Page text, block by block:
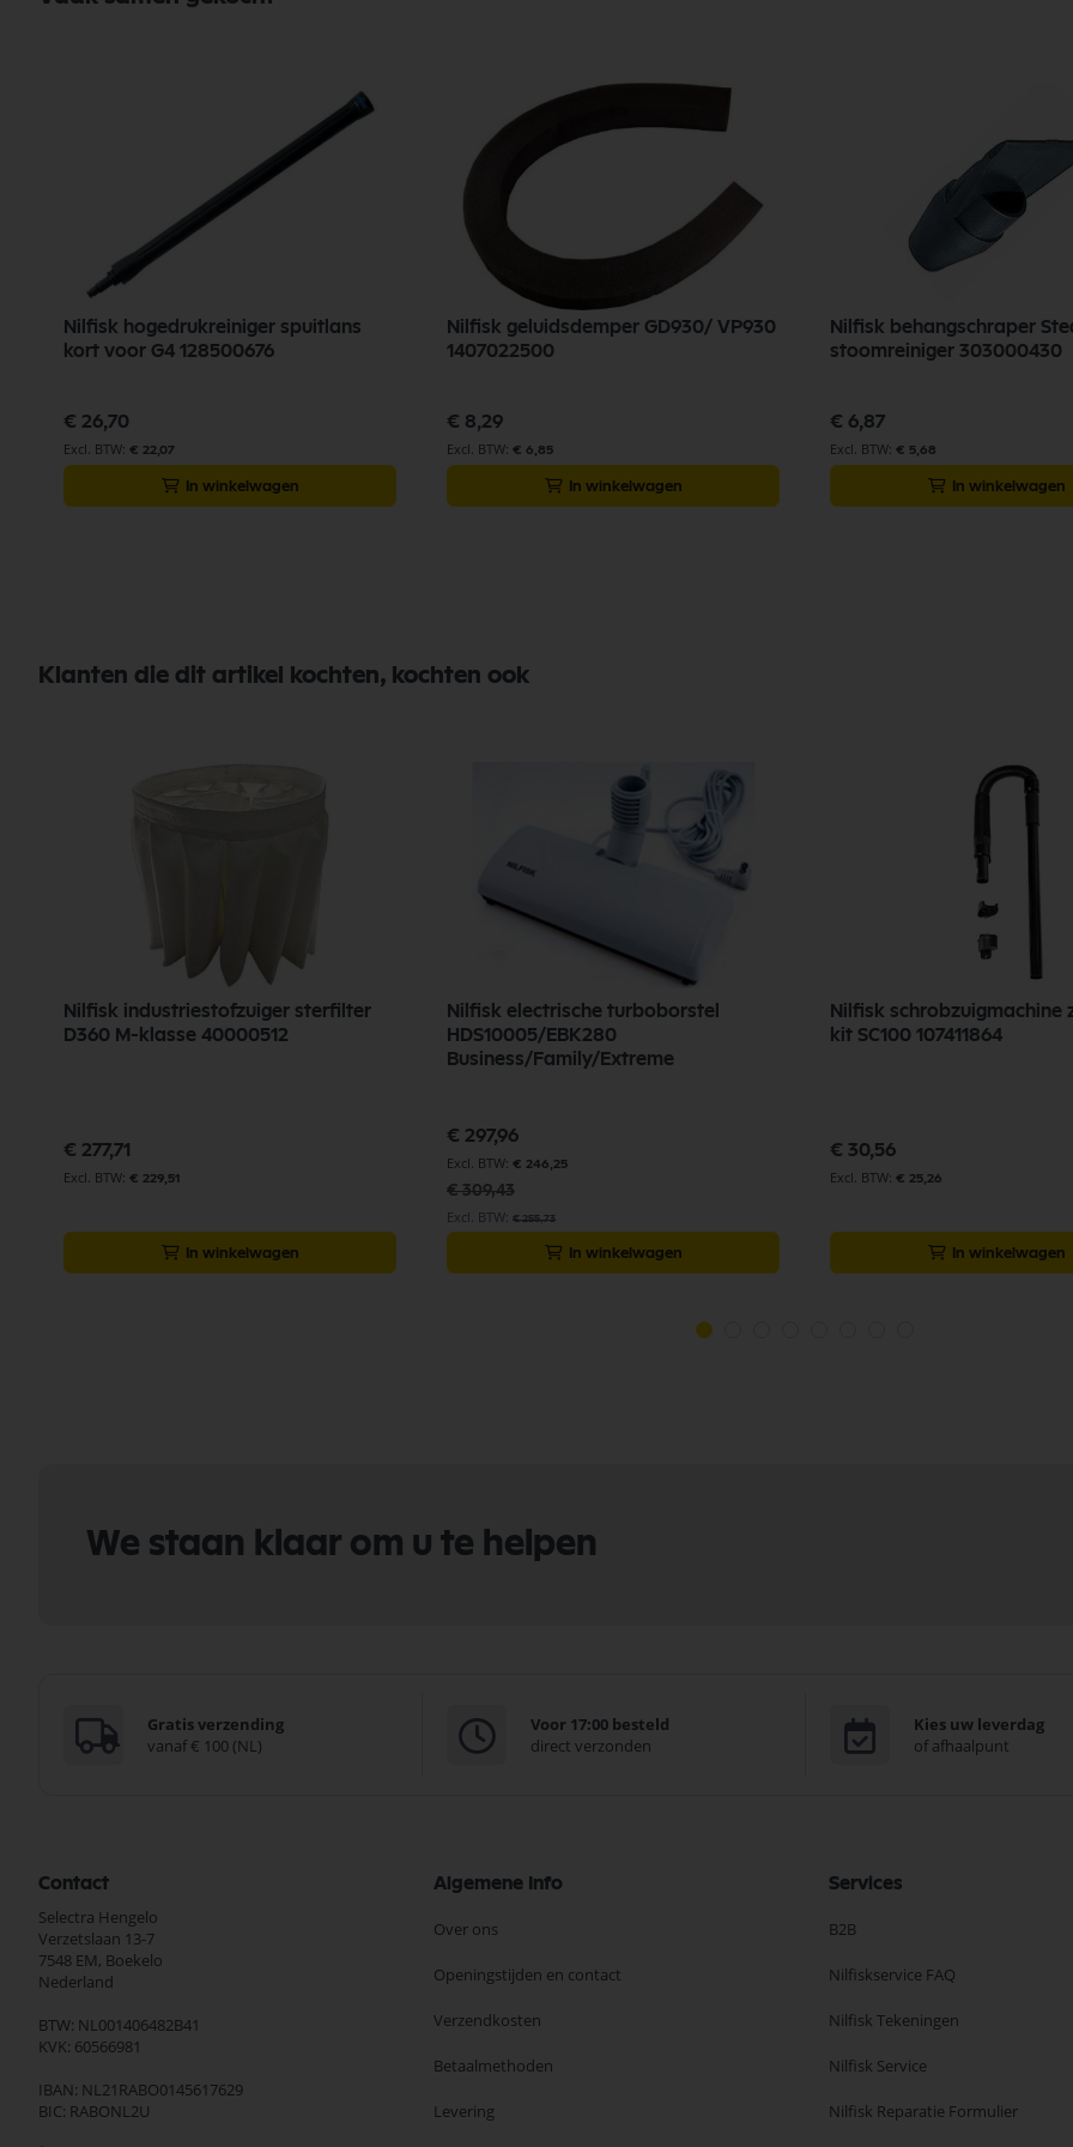
Nilfisk hogedrukreiniger spuitlans
kort voor G4 128500676
€ 26,70
€ 22,07
In winkelwagen
Nilfisk geluidsdemper GD930/ VP930
1407022500
€ 8,29
€ 6,85
In winkelwagen
Nilfisk behangschraper
stoomreiniger 303000430
€ 6,87
€ 5,68
In winkelwagen
Klanten die dit artikel kochten, kochten ook
Nilfisk industriestofzuiger sterfilter
D360 M-klasse 40000512
€ 277,71
€ 229,51
In winkelwagen
Nilfisk electrische turboborstel
HDS10005/EBK280
Business/Family/Extreme
Speciale
prijs
€ 297,96
€ 246,25
€ 309,43
€ 255,73
In winkelwagen
Nilfisk schrobzuigmachine
kit SC100 107411864
€ 30,56
€ 25,26
In winkelwagen
We staan klaar om u te helpen
Gratis verzending
vanaf € 100 (NL)
Voor 17:00 besteld
direct verzonden
Kies uw leverdag
of afhaalpunt
Contact
Selectra Hengelo
Verzetslaan 13-7
7548 EM, Boekelo
Nederland
BTW: NL001406482B41
KVK: 60566981
IBAN: NL21RABO0145617629
BIC: RABONL2U
Algemene Info
Over ons
Openingstijden en contact
Verzendkosten
Betaalmethoden
Levering
Services
B2B
Nilfiskservice FAQ
Nilfisk Tekeningen
Nilfisk Service
Nilfisk Reparatie Formulier